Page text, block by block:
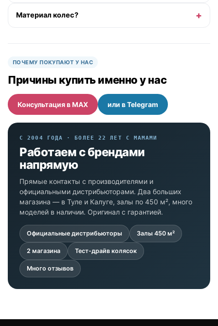
Материал колес?
ПОЧЕМУ ПОКУПАЮТ У НАС
Причины купить именно у нас
Консультация в MAX или в Telegram
С 2004 ГОДА · БОЛЕЕ 22 ЛЕТ С МАМАМИ
Работаем с брендами
напрямую
Прямые контакты с производителями и
официальными дистрибьюторами. Два больших
магазина — в Туле и Калуге, залы по 450 м², много
моделей в наличии. Оригинал с гарантией.
Официальные дистрибьюторы Залы 450 м²
2 магазина Тест-драйв колясок
Много отзывов